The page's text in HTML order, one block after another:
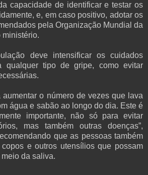
capacidade de identificar e testar os
e, em caso positivo, adotar os
pela Organização Mundial da
ministério.
deve intensificar os cuidados
qualquer tipo de gripe, como evitar
aumentar o número de vezes que lava
água e sabão ao longo do dia. Este é
importante, não só para evitar
mas também outras doenças”,
que as pessoas também
e outros utensílios que possam
da saliva.